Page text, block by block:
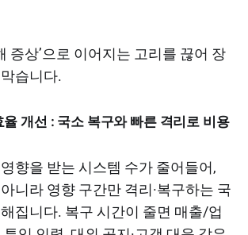
증상’으로 이어지는 고리를 끊어 장
습니다.
개선 : 국소 복구와 빠른 격리로 비용
향을 받는 시스템 수가 줄어들어,
니라 영향 구간만 격리·복구하는 국
집니다. 복구 시간이 줄면 매출/업